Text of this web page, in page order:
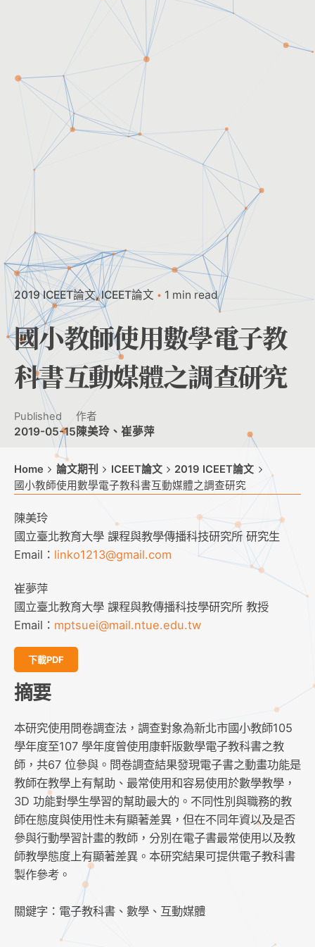
2019 ICEET論文 ICEET論文 1 min read
國小教師使用數學電子教
科書互動媒體之調查研究
Published
2019-05-15
作者
陳美玲、崔夢萍
Home 論文期刊 ICEET論文
2019 ICEET論文
國小教師使用數學電子教科書互動媒體之調查研究
陳美玲
國立臺北教育大學 課程與教學傳播科技研究所 研究生
Email： linko1213@gmail.com
崔夢萍
國立臺北教育大學 課程與教傳播科技學研究所 教授
Email： mptsuei@mail.ntue.edu.tw
下載PDF
摘要
本研究使用問卷調查法，調查對象為新北市國小教師105
學年度至107 學年度曾使用康軒版數學電子教科書之教
師，共67 位參與。問卷調查結果發現電子書之動畫功能是
教師在教學上有幫助、最常使用和容易使用於數學教學，
3D 功能對學生學習的幫助最大的。不同性別與職務的教
師在態度與使用性未有顯著差異，但在不同年資以及是否
參與行動學習計畫的教師，分別在電子書最常使用以及教
師教學態度上有顯著差異。本研究結果可提供電子教科書
製作參考。
關鍵字：電子教科書、數學、互動媒體